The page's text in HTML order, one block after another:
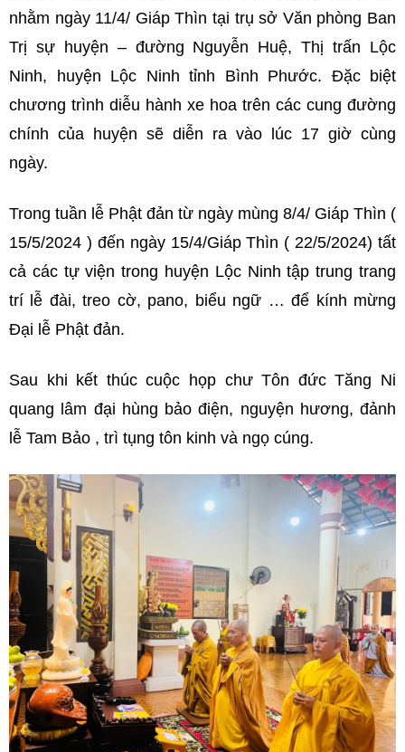
nhằm ngày 11/4/ Giáp Thìn tại trụ sở Văn phòng Ban
Trị sự huyện – đường Nguyễn Huệ, Thị trấn Lộc
Ninh, huyện Lộc Ninh tỉnh Bình Phước. Đặc biệt
chương trình diễu hành xe hoa trên các cung đường
chính của huyện sẽ diễn ra vào lúc 17 giờ cùng
ngày.
Trong tuần lễ Phật đản từ ngày mùng 8/4/ Giáp Thìn (
15/5/2024 ) đến ngày 15/4/Giáp Thìn ( 22/5/2024) tất
cả các tự viện trong huyện Lộc Ninh tập trung trang
trí lễ đài, treo cờ, pano, biểu ngữ … để kính mừng
Đại lễ Phật đản.
Sau khi kết thúc cuộc họp chư Tôn đức Tăng Ni
quang lâm đại hùng bảo điện, nguyện hương, đảnh
lễ Tam Bảo , trì tụng tôn kinh và ngọ cúng.